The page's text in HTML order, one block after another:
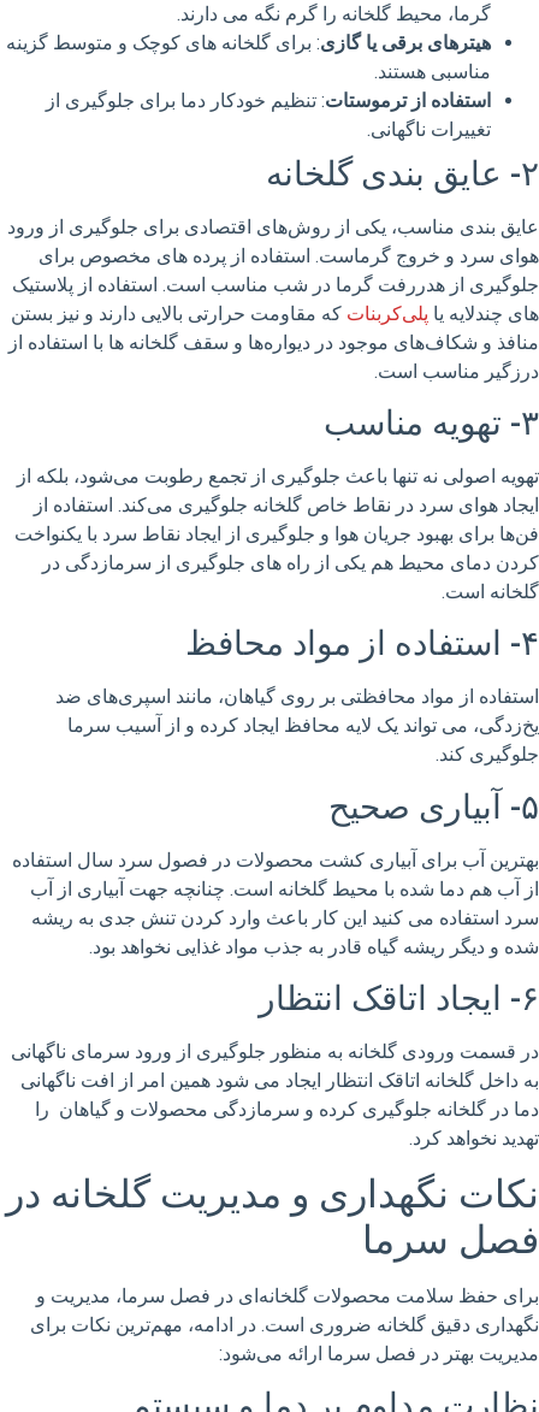
گرما، محیط گلخانه را گرم نگه می دارند.
هیترهای برقی یا گازی: برای گلخانه های کوچک و متوسط گزینه
مناسبی هستند.
استفاده از ترموستات: تنظیم خودکار دما برای جلوگیری از
تغییرات ناگهانی.
۲- عایق بندی گلخانه
عایق بندی مناسب، یکی از روش‌های اقتصادی برای جلوگیری از ورود
هوای سرد و خروج گرماست. استفاده از پرده های مخصوص برای
جلوگیری از هدررفت گرما در شب مناسب است. استفاده از پلاستیک
های چندلایه یا پلی‌کربنات که مقاومت حرارتی بالایی دارند و نیز بستن
منافذ و شکاف‌های موجود در دیواره‌ها و سقف گلخانه ها با استفاده از
درزگیر مناسب است.
۳- تهویه مناسب
تهویه اصولی نه تنها باعث جلوگیری از تجمع رطوبت می‌شود، بلکه از
ایجاد هوای سرد در نقاط خاص گلخانه جلوگیری می‌کند. استفاده از
فن‌ها برای بهبود جریان هوا و جلوگیری از ایجاد نقاط سرد با یکنواخت
کردن دمای محیط هم یکی از راه های جلوگیری از سرمازدگی در
گلخانه است.
۴- استفاده از مواد محافظ
استفاده از مواد محافظتی بر روی گیاهان، مانند اسپری‌های ضد
یخ‌زدگی، می تواند یک لایه محافظ ایجاد کرده و از آسیب سرما
جلوگیری کند.
۵- آبیاری صحیح
بهترین آب برای آبیاری کشت محصولات در فصول سرد سال استفاده
از آب هم دما شده با محیط گلخانه است. چنانچه جهت آبیاری از آب
سرد استفاده می کنید این کار باعث وارد کردن تنش جدی به ریشه
شده و دیگر ریشه گیاه قادر به جذب مواد غذایی نخواهد بود.
۶- ایجاد اتاقک انتظار
در قسمت ورودی گلخانه به منظور جلوگیری از ورود سرمای ناگهانی
به داخل گلخانه اتاقک انتظار ایجاد می شود همین امر از افت ناگهانی
دما در گلخانه جلوگیری کرده و سرمازدگی محصولات و گیاهان را
تهدید نخواهد کرد.
نکات نگهداری و مدیریت گلخانه در
فصل سرما
برای حفظ سلامت محصولات گلخانه‌ای در فصل سرما، مدیریت و
نگهداری دقیق گلخانه ضروری است. در ادامه، مهم‌ترین نکات برای
مدیریت بهتر در فصل سرما ارائه می‌شود: